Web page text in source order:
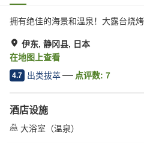
拥有绝佳的海景和温泉！大露台烧
伊东, 静冈县, 日本
在地图上查看
4.7 出类拔萃 点评数: 7
酒店设施
大浴室（温泉）